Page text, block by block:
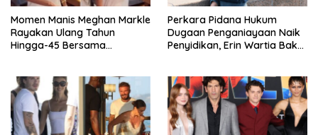
Momen Manis Meghan Markle
Rayakan Ulang Tahun
Hingga-45 Bersama
Perkara Pidana Hukum
Dugaan Penganiayaan Naik
Penyidikan, Erin Wartia Bakal